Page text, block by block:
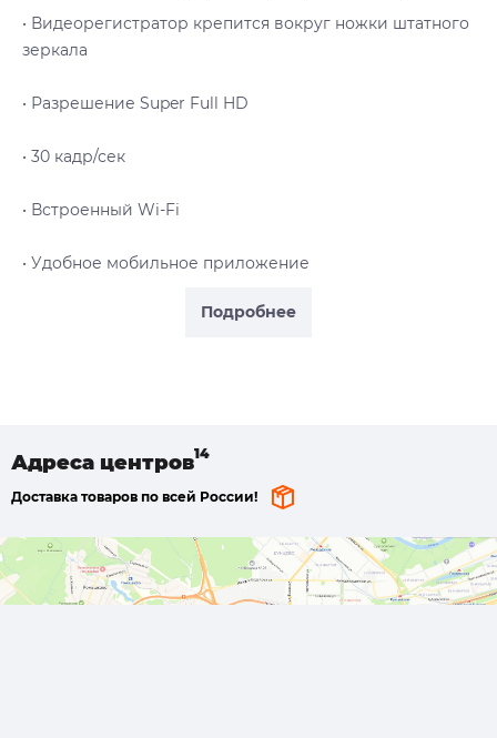
Подробнее
• Видеорегистратор крепится вокруг ножки штатного
зеркала
• Разрешение Super Full HD
• 30 кадр/сек
• Встроенный Wi-Fi
• Удобное мобильное приложение
Адреса центров
Доставка товаров по всей России!